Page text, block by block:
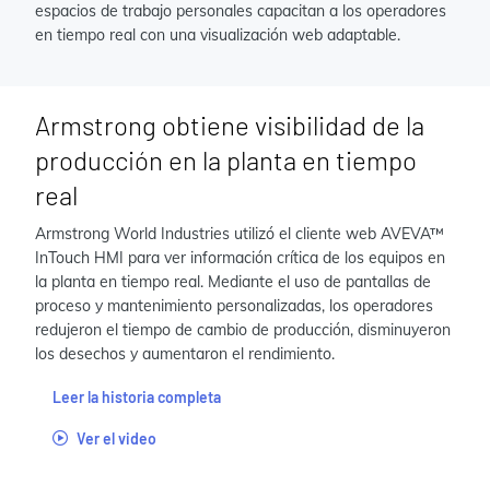
espacios de trabajo personales capacitan a los operadores
en tiempo real con una visualización web adaptable.
Armstrong obtiene visibilidad de la
producción en la planta en tiempo
real
Armstrong World Industries utilizó el cliente web AVEVA™
InTouch HMI para ver información crítica de los equipos en
la planta en tiempo real. Mediante el uso de pantallas de
proceso y mantenimiento personalizadas, los operadores
redujeron el tiempo de cambio de producción, disminuyeron
los desechos y aumentaron el rendimiento.
Leer la historia completa
Ver el video